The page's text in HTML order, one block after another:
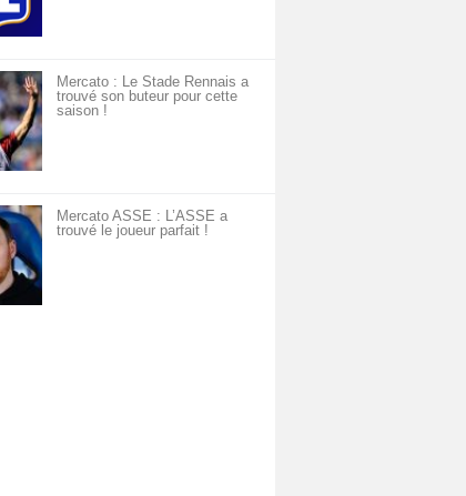
Mercato : Le Stade Rennais a
trouvé son buteur pour cette
saison !
Mercato ASSE : L’ASSE a
trouvé le joueur parfait !